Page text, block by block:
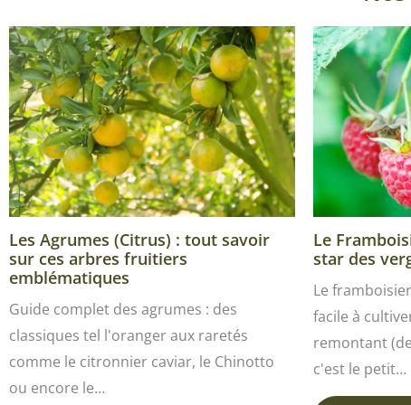
Les Agrumes (Citrus) : tout savoir
sur ces arbres fruitiers
emblématiques
Guide complet des agrumes : des
classiques tel l'oranger aux raretés
comme le citronnier caviar, le Chinotto
ou encore le…
Le
star des
Le
facile à
remontant
c'est le petit…